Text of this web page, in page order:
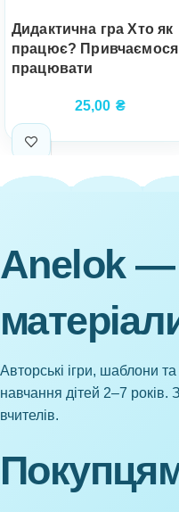
Дидактична гра Хто як
працює? Привчаємося
працювати
25,00 ₴
Anelok —
Авторські ігри, шаблони
навчання дітей 2–7 років.
вчителів.